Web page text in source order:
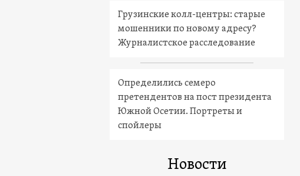
Грузинские колл-центры: старые
мошенники по новому адресу?
Журналистское расследование
Определились семеро
претендентов на пост президента
Южной Осетии. Портреты и
спойлеры
Новости